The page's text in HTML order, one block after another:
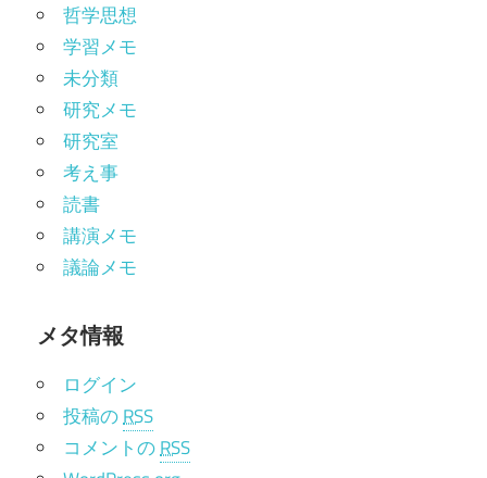
哲学思想
学習メモ
未分類
研究メモ
研究室
考え事
読書
講演メモ
議論メモ
メタ情報
ログイン
投稿のRSS
コメントのRSS